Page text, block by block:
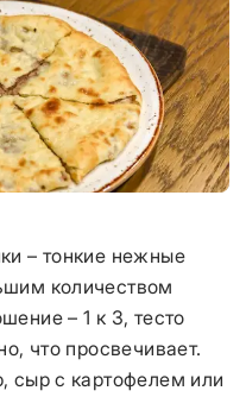
– тонкие нежные
количеством
– 1 к 3, тесто
что просвечивает.
сыр с картофелем или